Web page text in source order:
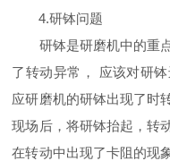
4.研钵问题
研钵是研磨机中的重点
了转动异常， 应该对研
应研磨机的研钵出现了时
现场后，将研钵抬起，转
在转动中出现了卡阻的现